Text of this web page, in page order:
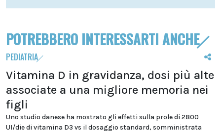
POTREBBERO INTERESSARTI ANCHE
PEDIATRIA
Vitamina D in gravidanza, dosi più alte
associate a una migliore memoria nei
figli
Uno studio danese ha mostrato gli effetti sulla prole di 2800
UI/die di vitamina D3 vs il dosaggio standard, somministrata